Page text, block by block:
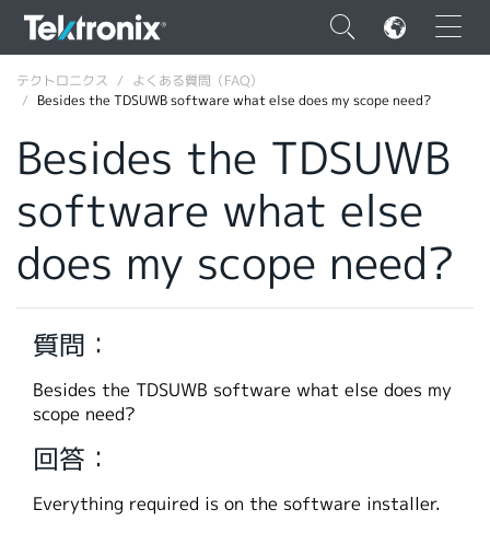
×
ENGLISH
FRANÇAIS
VIỆT NAM
简体中文
日本語
韓国語
繁體中文
テクトロニクス
よくある質問（FAQ）
Besides the TDSUWB software what else does my scope need?
Besides the TDSUWB
software what else
does my scope need?
質問：
Besides the TDSUWB software what else does my
scope need?
回答：
Everything required is on the software installer.